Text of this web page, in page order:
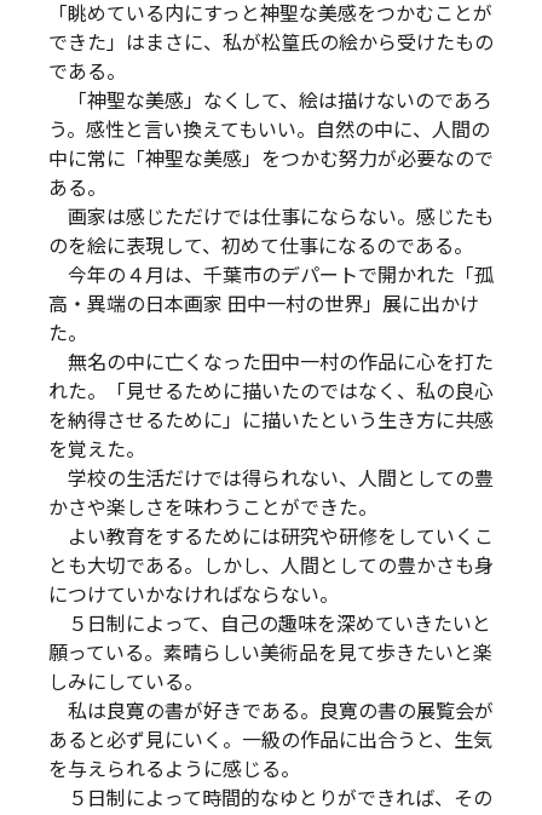
「眺めている内にすっと神聖な美感をつかむことが
できた」はまさに、私が松篁氏の絵から受けたもの
である。
「神聖な美感」なくして、絵は描けないのであろ
う。感性と言い換えてもいい。自然の中に、人間の
中に常に「神聖な美感」をつかむ努力が必要なので
ある。
画家は感じただけでは仕事にならない。感じたも
のを絵に表現して、初めて仕事になるのである。
今年の４月は、千葉市のデパートで開かれた「孤
高・異端の日本画家 田中一村の世界」展に出かけ
た。
無名の中に亡くなった田中一村の作品に心を打た
れた。「見せるために描いたのではなく、私の良心
を納得させるために」に描いたという生き方に共感
を覚えた。
学校の生活だけでは得られない、人間としての豊
かさや楽しさを味わうことができた。
よい教育をするためには研究や研修をしていくこ
とも大切である。しかし、人間としての豊かさも身
につけていかなければならない。
５日制によって、自己の趣味を深めていきたいと
願っている。素晴らしい美術品を見て歩きたいと楽
しみにしている。
私は良寛の書が好きである。良寛の書の展覧会が
あると必ず見にいく。一級の作品に出合うと、生気
を与えられるように感じる。
５日制によって時間的なゆとりができれば、その